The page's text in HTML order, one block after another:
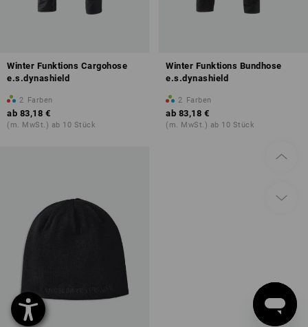
Winter Funktions Cargohose
e.s.dynashield
2 Farben
ab 83,18 €
(m. MwSt.) ab 10 Stück
Winter Funktions Bundhose
e.s.dynashield
2 Farben
ab 83,18 €
(m. MwSt.) ab 10 Stück